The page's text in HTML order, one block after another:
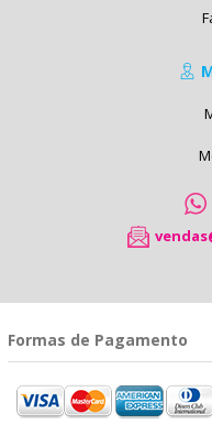
Formas de Pagamento